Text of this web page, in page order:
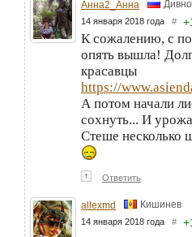
Анна2_Анна
14 января 2018 года # +
К сожалению, с
опять вышла!
красавцы
https://
А потом начали
сохнуть... И
Стеше несколько
↑ Ответить
allexmd Кишинев
14 января 2018 года # +